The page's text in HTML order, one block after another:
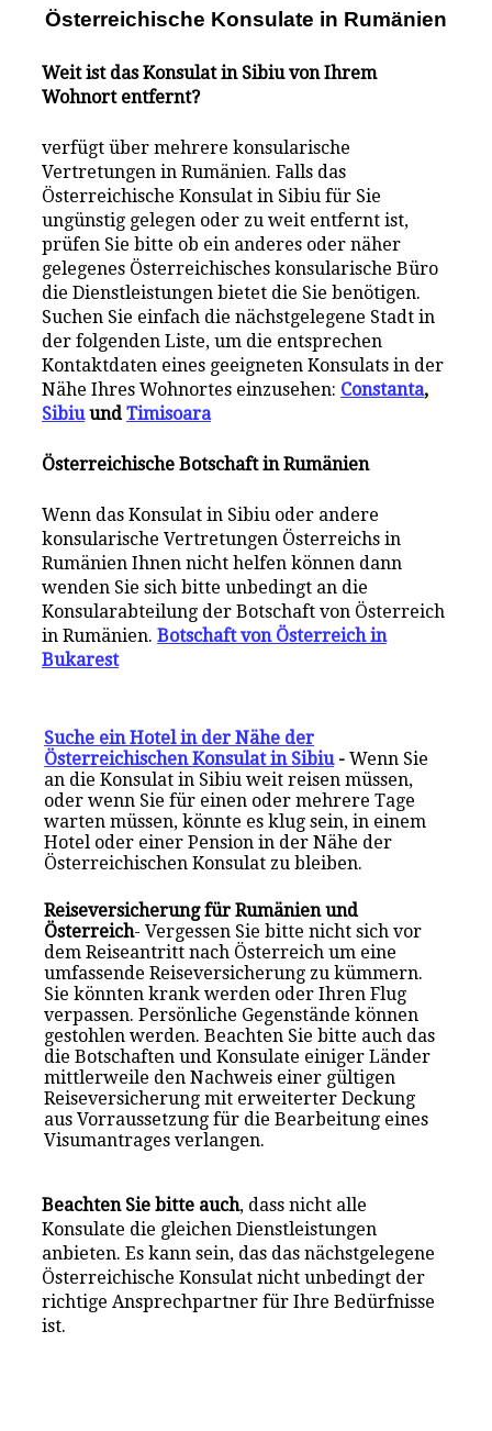
Österreichische Konsulate in Rumänien
Weit ist das Konsulat in Sibiu von Ihrem
Wohnort entfernt?
verfügt über mehrere konsularische
Vertretungen in Rumänien. Falls das
Österreichische Konsulat in Sibiu für Sie
ungünstig gelegen oder zu weit entfernt ist,
prüfen Sie bitte ob ein anderes oder näher
gelegenes Österreichisches konsularische Büro
die Dienstleistungen bietet die Sie benötigen.
Suchen Sie einfach die nächstgelegene Stadt in
der folgenden Liste, um die entsprechen
Kontaktdaten eines geeigneten Konsulats in der
Nähe Ihres Wohnortes einzusehen: Constanta,
SibiuundTimisoara
Österreichische Botschaft in Rumänien
Wenn das Konsulat in Sibiu oder andere
konsularische Vertretungen Österreichs in
Rumänien Ihnen nicht helfen können dann
wenden Sie sich bitte unbedingt an die
Konsularabteilung der Botschaft von Österreich
in Rumänien.Botschaft von Österreich in
Bukarest
Suche ein Hotel in der Nähe der
Österreichischen Konsulat in Sibiu-Wenn Sie
an die Konsulat in Sibiu weit reisen müssen,
oder wenn Sie für einen oder mehrere Tage
warten müssen, könnte es klug sein, in einem
Hotel oder einer Pension in der Nähe der
Österreichischen Konsulat zu bleiben.
Reiseversicherung für Rumänien und
Österreich- Vergessen Sie bitte nicht sich vor
dem Reiseantritt nach Österreich um eine
umfassende Reiseversicherung zu kümmern.
Sie könnten krank werden oder Ihren Flug
verpassen. Persönliche Gegenstände können
gestohlen werden. Beachten Sie bitte auch das
die Botschaften und Konsulate einiger Länder
mittlerweile den Nachweis einer gültigen
Reiseversicherung mit erweiterter Deckung
aus Vorraussetzung für die Bearbeitung eines
Visumantrages verlangen.
Beachten Sie bitte auch, dass nicht alle
Konsulate die gleichen Dienstleistungen
anbieten. Es kann sein, das das nächstgelegene
Österreichische Konsulat nicht unbedingt der
richtige Ansprechpartner für Ihre Bedürfnisse
ist.